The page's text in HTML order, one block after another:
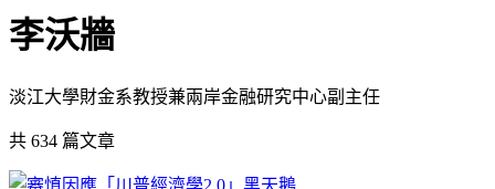
李沃牆
淡江大學財金系教授兼兩岸金融研究中心副主任
共 634 篇文章